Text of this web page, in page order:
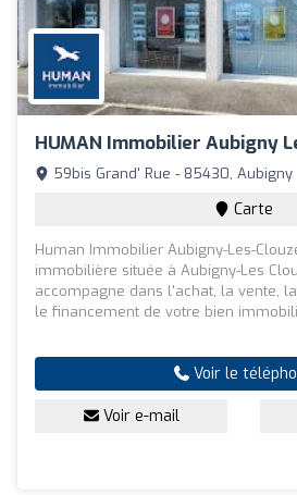
HUMAN Immobilier Aubigny
59bis Grand' Rue - 85430, Aubigny
Carte
Human Immobilier Aubigny-Les-
immobilière située à Aubigny-Les
accompagne dans l'achat, la vente,
le financement de votre bien
Voir le
Voir e-mail